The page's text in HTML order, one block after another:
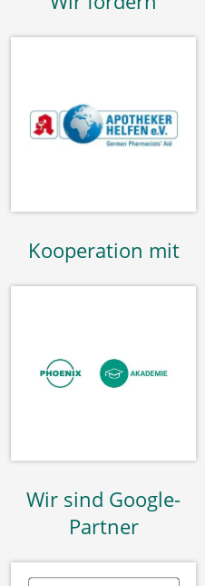
Kooperation mit
Wir sind Google-
Partner